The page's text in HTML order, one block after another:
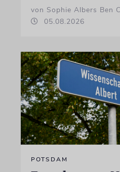
von Sophie Albers Ben
05.08.2026
POTSDAM